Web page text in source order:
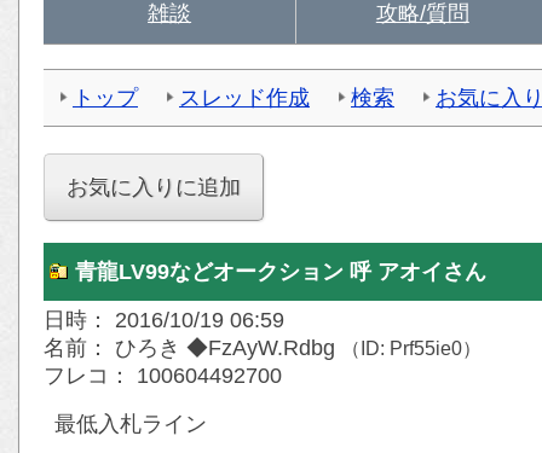
雑談 攻略/質問
トップ スレッド作成 検索 お気に入
青龍LV99などオークション 呼 アオイさん
日時： 2016/10/19 06:59
名前： ひろき ◆FzAyW.Rdbg
（ID: Prf55ie0）
フレコ： 100604492700
最低入札ライン